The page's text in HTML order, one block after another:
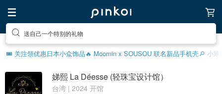
送自己一个特别的礼物
🎟️ 关注領优惠日本小众饰品🔥 Moomin x SOUSOU 联名新品手机壳🔎 小
娣熙 La Déesse (轻珠宝设计馆）
台湾 | 2024 开馆